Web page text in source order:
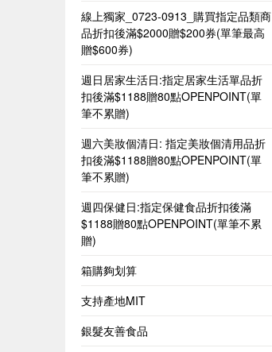
線上獨家_0723-0913_購買指定品類商
品折扣後滿$2000贈$200券(單筆最高
贈$600券)
週日居家生活日:指定居家生活單品折
扣後滿$1188贈80點OPENPOINT(單
筆不累贈)
週六美妝個清日: 指定美妝個清用品折
扣後滿$1188贈80點OPENPOINT(單
筆不累贈)
週四保健日:指定保健食品折扣後滿
$1188贈80點OPENPOINT(單筆不累
贈)
箱購夠划算
支持產地MIT
銀髮友善食品